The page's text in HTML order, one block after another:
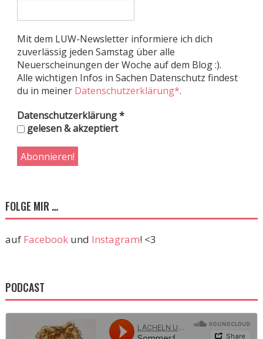
Mit dem LUW-Newsletter informiere ich dich
zuverlässig jeden Samstag über alle
Neuerscheinungen der Woche auf dem Blog :).
Alle wichtigen Infos in Sachen Datenschutz findest
du in meiner Datenschutzerklärung*.
Datenschutzerklärung*
gelesen & akzeptiert
FOLGE MIR …
auf Facebookund Instagram! <3
PODCAST